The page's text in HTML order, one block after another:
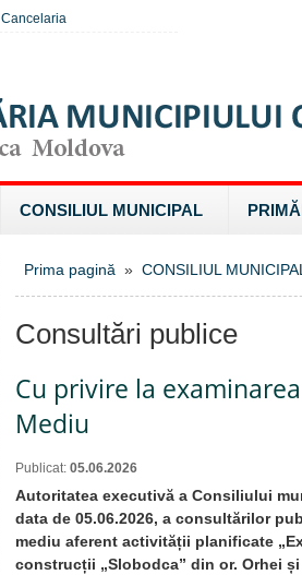
Cancelaria
CONSILIUL MUNICIPAL
Prima pagină » CONSILIUL MUNICIPAL
Consultări publice
Cu privire la
Mediu
Publicat: 05.06.2026
Autoritatea executivă a Consiliului
data de 05.06.2026, a consultărilor
mediu aferent activității planificate
construcții „Slobodca” din or. Orhei